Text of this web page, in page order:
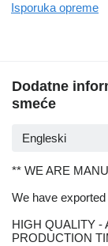
Isporuka opreme
Dodatne
smeće
Engleski
** WE ARE
We have
HIGH QUALITY -
PRODUCTION